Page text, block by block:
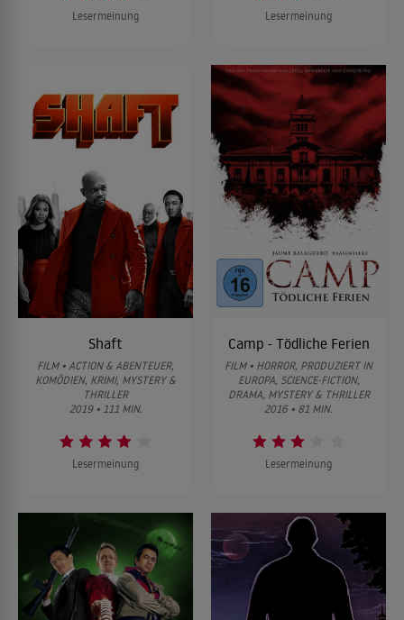
Lesermeinung Lesermeinung
Shaft
FILM • ACTION & ABENTEUER,
KOMÖDIEN, KRIMI, MYSTERY &
THRILLER
2019 • 111 MIN.
Lesermeinung
Camp - Tödliche Ferien
FILM • HORROR, PRODUZIERT IN
EUROPA, SCIENCE-FICTION,
DRAMA, MYSTERY & THRILLER
2016 • 81 MIN.
Lesermeinung